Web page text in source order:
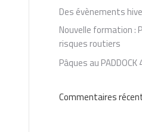
Des évènements
Nouvelle formation :
risques routiers
Pâques au PADDOCK
Commentaires